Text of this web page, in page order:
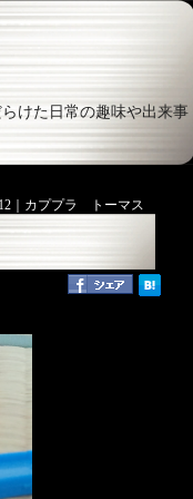
けた日常の趣味や出来事
｜ カププラ トーマス